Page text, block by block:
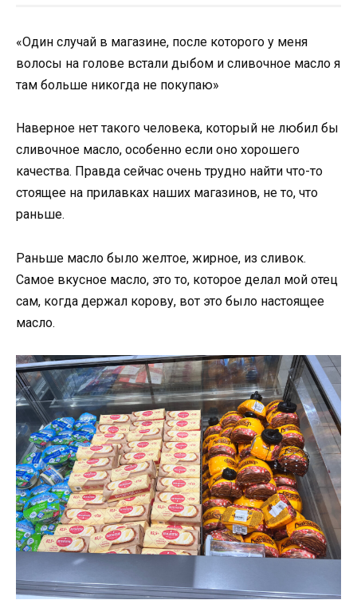
«Один случай в магазине, после которого у меня
волосы на голове встали дыбом и сливочное масло я
там больше никогда не покупаю»
Наверное нет такого человека, который не любил бы
сливочное масло, особенно если оно хорошего
качества. Правда сейчас очень трудно найти что-то
стоящее на прилавках наших магазинов, не то, что
раньше.
Раньше масло было желтое, жирное, из сливок.
Самое вкусное масло, это то, которое делал мой отец
сам, когда держал корову, вот это было настоящее
масло.